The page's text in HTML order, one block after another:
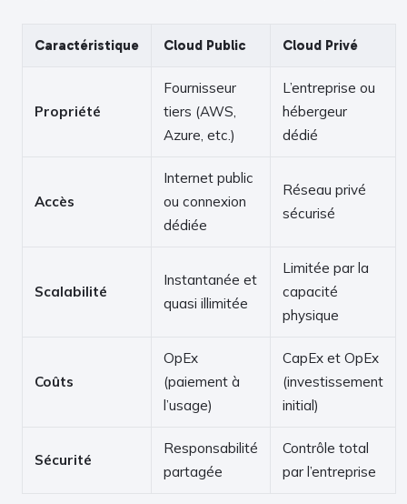
Caractéristique Cloud Public Cloud Privé
Propriété
Fournisseur
tiers (AWS,
Azure, etc.)
L’entreprise ou
hébergeur
dédié
Accès
Internet public
ou connexion
dédiée
Réseau privé
sécurisé
Scalabilité
Instantanée et
quasi illimitée
Limitée par la
capacité
physique
Coûts
OpEx
(paiement à
l’usage)
CapEx et OpEx
(investissement
initial)
Sécurité
Responsabilité
partagée
Contrôle total
par l’entreprise